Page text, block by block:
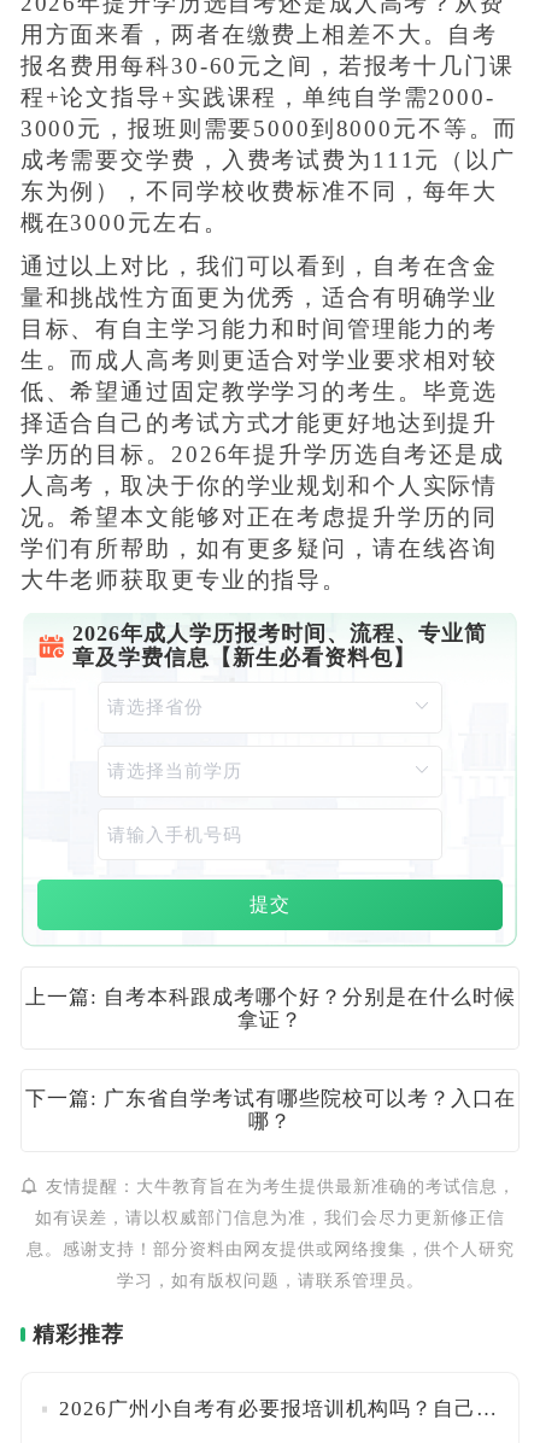
用方面来看，两者在缴费上相差不大。自考
报名费用每科30-60元之间，若报考十几门课
程+论文指导+实践课程，单纯自学需2000-
3000元，报班则需要5000到8000元不等。而
成考需要交学费，入费考试费为111元（以广
东为例），不同学校收费标准不同，每年大
概在3000元左右。
通过以上对比，我们可以看到，自考在含金
量和挑战性方面更为优秀，适合有明确学业
目标、有自主学习能力和时间管理能力的考
生。而成人高考则更适合对学业要求相对较
低、希望通过固定教学学习的考生。毕竟选
择适合自己的考试方式才能更好地达到提升
学历的目标。2026年提升学历选自考还是成
人高考，取决于你的学业规划和个人实际情
况。希望本文能够对正在考虑提升学历的同
学们有所帮助，如有更多疑问，请在线咨询
大牛老师获取更专业的指导。
2026年成人学历报考时间、流程、专业简
章及学费信息【新生必看资料包】
提交
上一篇: 自考本科跟成考哪个好？分别是在什么时候
拿证？
下一篇: 广东省自学考试有哪些院校可以考？入口在
哪？
友情提醒：大牛教育旨在为考生提供最新准确的考试信息，
如有误差，请以权威部门信息为准，我们会尽力更新修正信
息。感谢支持！部分资料由网友提供或网络搜集，供个人研究
学习，如有版权问题，请联系管理员。
精彩推荐
2026广州小自考有必要报培训机构吗？自己能报名吗？附官方入口与报考流程详解！